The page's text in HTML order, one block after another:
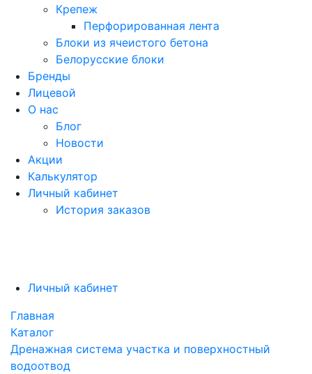
Крепеж
Перфорированная лента
Блоки из ячеистого бетона
Белорусские блоки
Бренды
Лицевой
О нас
Блог
Новости
Акции
Калькулятор
Личный кабинет
История заказов
Личный кабинет
Главная
Каталог
Дренажная система участка и поверхностный
водоотвод